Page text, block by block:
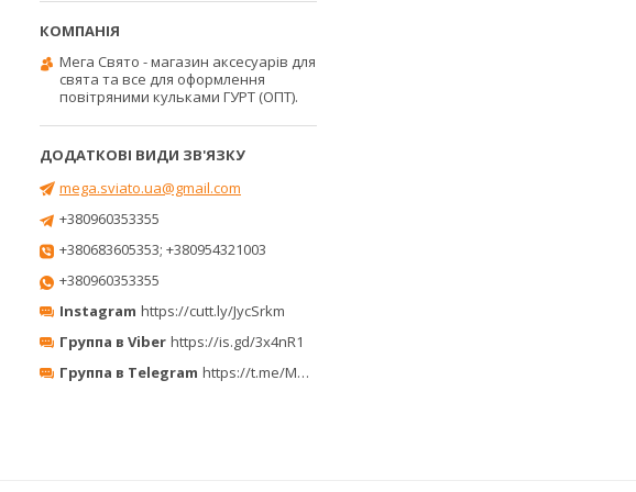
Мега Свято - магазин аксесуарів для
свята та все для оформлення
повітряними кульками ГУРТ (ОПТ).
mega.sviato.ua@gmail.com
+380960353355
+380683605353; +380954321003
+380960353355
Instagram https://cutt.ly/JycSrkm
Группа в Viber https://is.gd/3x4nR1
Группа в Telegram https://t.me/MegaPrazdnikUA